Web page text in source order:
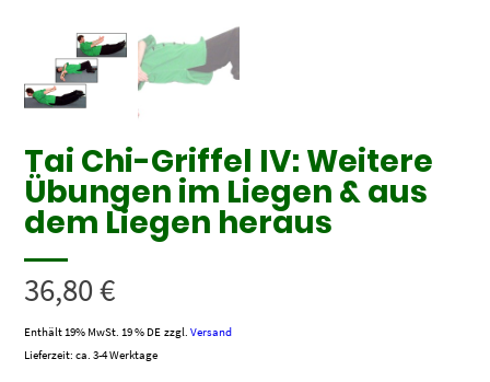
Tai Chi-Griffel IV: Weitere
Übungen im Liegen & aus
dem Liegen heraus
36,80€
Enthält 19% MwSt. 19 % DE zzgl.Versand
Lieferzeit: ca. 3-4 Werktage